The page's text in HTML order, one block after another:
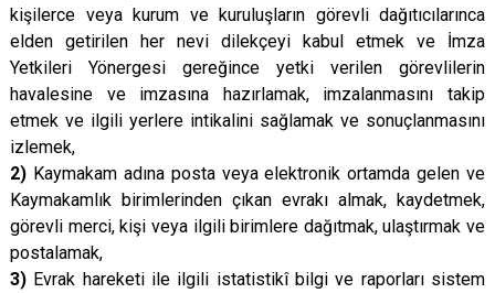
kişilerce veya kurum ve kuruluşların görevli dağıtıcılarınca
elden getirilen her nevi dilekçeyi kabul etmek ve İmza
Yetkileri Yönergesi gereğince yetki verilen görevlilerin
havalesine ve imzasına hazırlamak, imzalanmasını takip
etmek ve ilgili yerlere intikalini sağlamak ve sonuçlanmasını
izlemek,
2) Kaymakam adına posta veya elektronik ortamda gelen ve
Kaymakamlık birimlerinden çıkan evrakı almak, kaydetmek,
görevli merci, kişi veya ilgili birimlere dağıtmak, ulaştırmak ve
postalamak,
3) Evrak hareketi ile ilgili istatistikî bilgi ve raporları sistem